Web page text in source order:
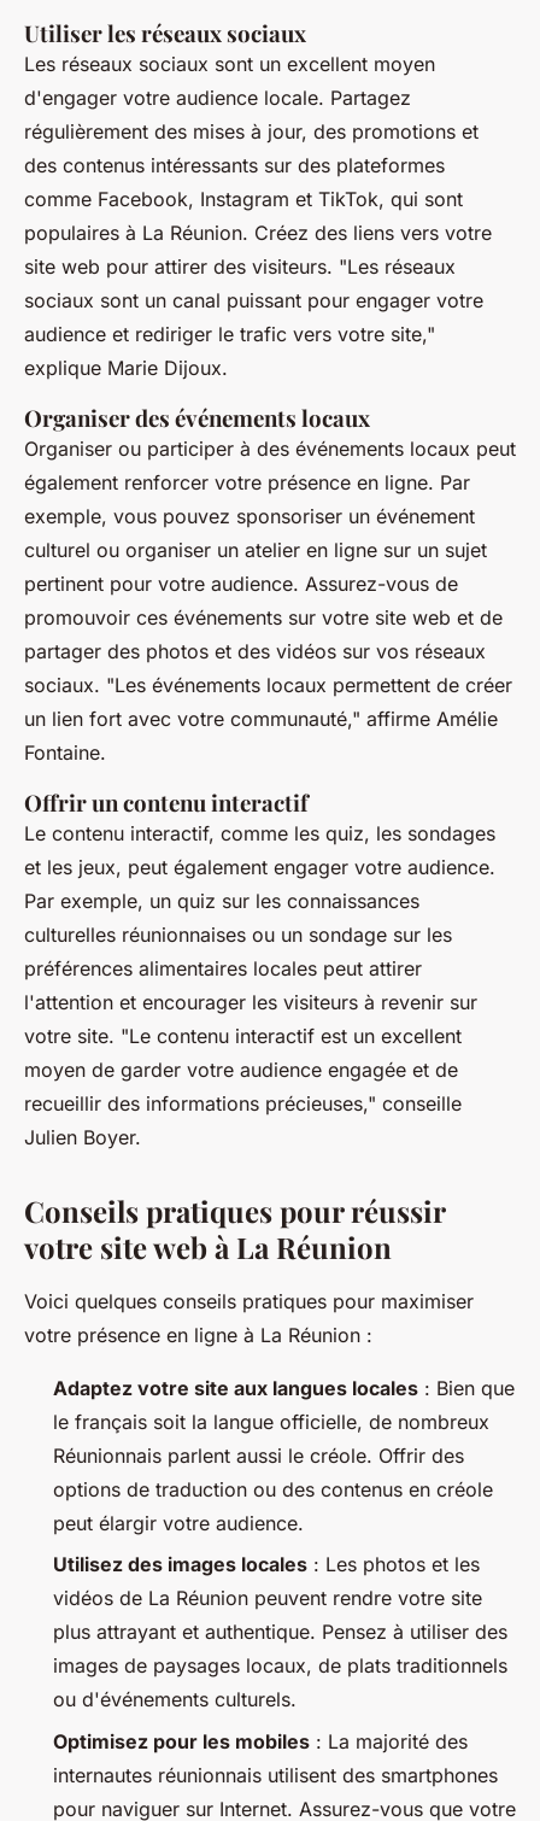
Utiliser les réseaux sociaux
Les réseaux sociaux sont un excellent moyen
d'engager votre audience locale. Partagez
régulièrement des mises à jour, des promotions et
des contenus intéressants sur des plateformes
comme Facebook, Instagram et TikTok, qui sont
populaires à La Réunion. Créez des liens vers votre
site web pour attirer des visiteurs. "Les réseaux
sociaux sont un canal puissant pour engager votre
audience et rediriger le trafic vers votre site,"
explique Marie Dijoux.
Organiser des événements locaux
Organiser ou participer à des événements locaux peut
également renforcer votre présence en ligne. Par
exemple, vous pouvez sponsoriser un événement
culturel ou organiser un atelier en ligne sur un sujet
pertinent pour votre audience. Assurez-vous de
promouvoir ces événements sur votre site web et de
partager des photos et des vidéos sur vos réseaux
sociaux. "Les événements locaux permettent de créer
un lien fort avec votre communauté," affirme Amélie
Fontaine.
Offrir un contenu interactif
Le contenu interactif, comme les quiz, les sondages
et les jeux, peut également engager votre audience.
Par exemple, un quiz sur les connaissances
culturelles réunionnaises ou un sondage sur les
préférences alimentaires locales peut attirer
l'attention et encourager les visiteurs à revenir sur
votre site. "Le contenu interactif est un excellent
moyen de garder votre audience engagée et de
recueillir des informations précieuses," conseille
Julien Boyer.
Conseils pratiques pour réussir
votre site web à La Réunion
Voici quelques conseils pratiques pour maximiser
votre présence en ligne à La Réunion :
Adaptez votre site aux langues locales : Bien que
le français soit la langue officielle, de nombreux
Réunionnais parlent aussi le créole. Offrir des
options de traduction ou des contenus en créole
peut élargir votre audience.
Utilisez des images locales : Les photos et les
vidéos de La Réunion peuvent rendre votre site
plus attrayant et authentique. Pensez à utiliser des
images de paysages locaux, de plats traditionnels
ou d'événements culturels.
Optimisez pour les mobiles : La majorité des
internautes réunionnais utilisent des smartphones
pour naviguer sur Internet. Assurez-vous que votre